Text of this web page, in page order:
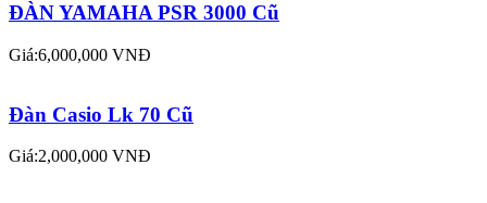
ĐÀN YAMAHA PSR 3000 Cũ
Giá:6,000,000 VNĐ
Đàn Casio Lk 70 Cũ
Giá:2,000,000 VNĐ